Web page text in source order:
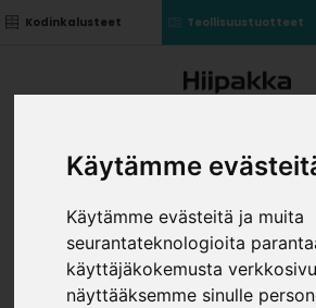
Käytämme
Käytämme evästeitä ja muita
seurantateknologioita
käyttäjäkokemusta
näyttääksemme sinulle
Kodinkalusteet Teollisuustuotteet